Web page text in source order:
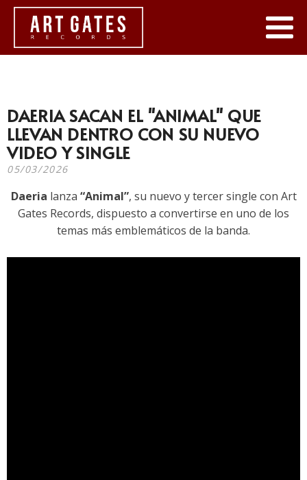
DAERIA SACAN EL "ANIMAL" QUE
LLEVAN DENTRO CON SU NUEVO
VIDEO Y SINGLE
05/03/2026
Daeria lanza “Animal”, su nuevo y tercer single con Art
Gates Records, dispuesto a convertirse en uno de los
temas más emblemáticos de la banda.